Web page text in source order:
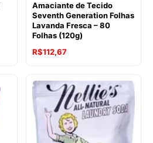
Amaciante de Tecido
Seventh Generation Folhas
Lavanda Fresca – 80
Folhas (120g)
O
original
era:
R$128,47.
R$112,67O
atual
é:
R$112,67.